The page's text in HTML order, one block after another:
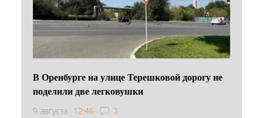
В Оренбурге на улице Терешковой дорогу не
поделили две легковушки
9 августа 12:46 3